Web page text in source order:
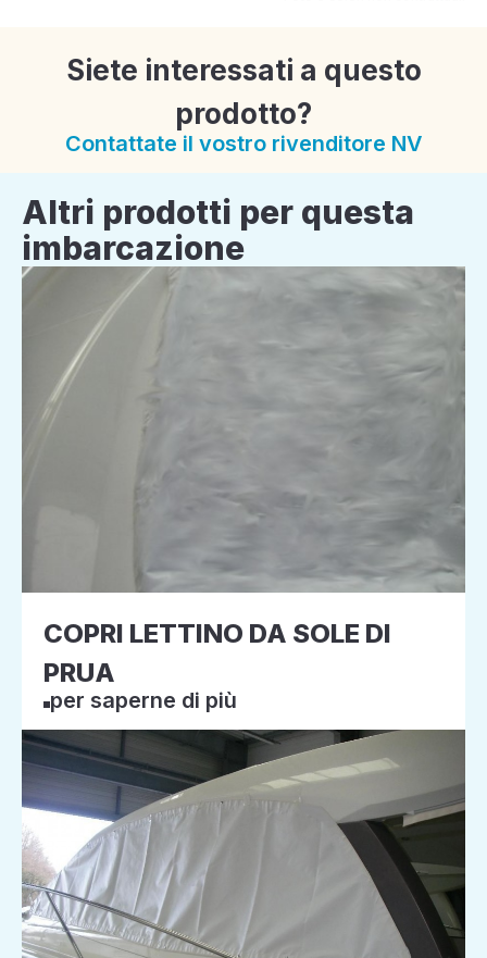
Siete interessati a questo
prodotto?
Contattate il vostro rivenditore NV
Altri prodotti per questa
imbarcazione
COPRI LETTINO DA SOLE DI
PRUA
per saperne di più